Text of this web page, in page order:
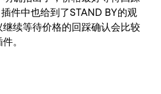
件中也给到了STAND BY的观
续等待价格的回踩确认会比较
。